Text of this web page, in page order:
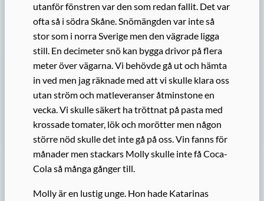
utanför fönstren var den som redan fallit. Det var
ofta så i södra Skåne. Snömängden var inte så
stor som i norra Sverige men den vägrade ligga
still. En decimeter snö kan bygga drivor på flera
meter över vägarna. Vi behövde gå ut och hämta
in ved men jag räknade med att vi skulle klara oss
utan ström och matleveranser åtminstone en
vecka. Vi skulle säkert ha tröttnat på pasta med
krossade tomater, lök och morötter men någon
större nöd skulle det inte gå på oss. Vin fanns för
månader men stackars Molly skulle inte få Coca-
Cola så många gånger till.
Molly är en lustig unge. Hon hade Katarinas